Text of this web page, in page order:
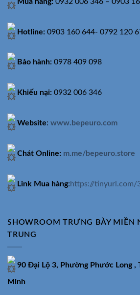
Hotline: 0903 160 644- 0792 120
Bảo hành: 0978 409 098
Khiếu nại: 0932 006 346
Website: www.bepeuro.com
Chát Online: m.me/bepeuro.store
Link Mua hàng:https://tinyurl.com/
SHOWROOM TRƯNG BÀY MIỀN
TRUNG
90 Đại Lộ 3, Phường Phước Long ,
Minh